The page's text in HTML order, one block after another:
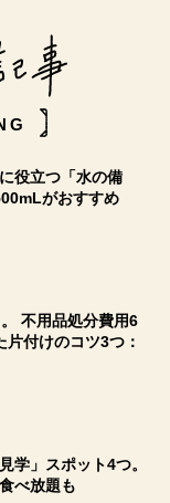
役立つ「水の備
がおすすめ
不用品処分費用6
付けのコツ3つ：
学」スポット4つ。
べ放題も